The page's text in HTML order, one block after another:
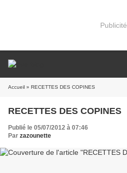
Publicité
Accueil » RECETTES DES COPINES
RECETTES DES COPINES
Publié le 05/07/2012 à 07:46
Par zazounette